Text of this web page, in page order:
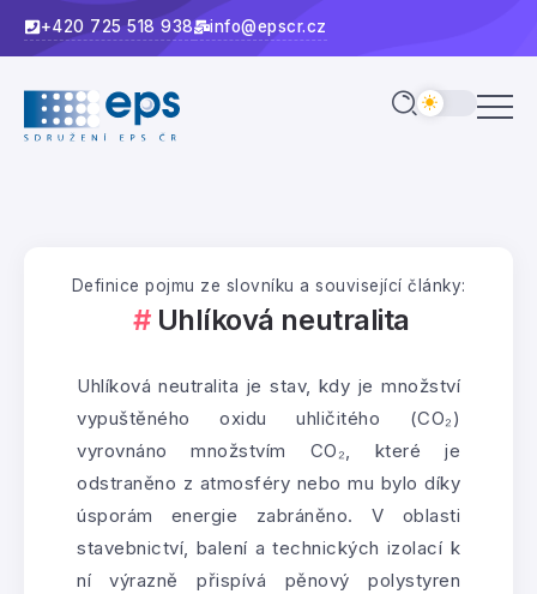
+420 725 518 938 info@epscr.cz
Definice pojmu ze slovníku a související články:
Uhlíková neutralita
Uhlíková neutralita je stav, kdy je množství
vypuštěného oxidu uhličitého (CO₂)
vyrovnáno množstvím CO₂, které je
odstraněno z atmosféry nebo mu bylo díky
úsporám energie zabráněno. V oblasti
stavebnictví, balení a technických izolací k
ní výrazně přispívá pěnový polystyren